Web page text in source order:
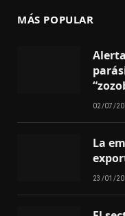
MÁS POPULAR
02/07/
La
23/01/